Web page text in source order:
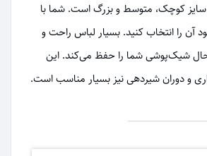
سایز کوچک، متوسط و بزرگ است. شما با
آن را انتخاب کنید. بسیار لباس راحت و
شیک‌پوشی شما را حفظ می‌کند. این
و دوران شیردهی نیز بسیار مناسب است.